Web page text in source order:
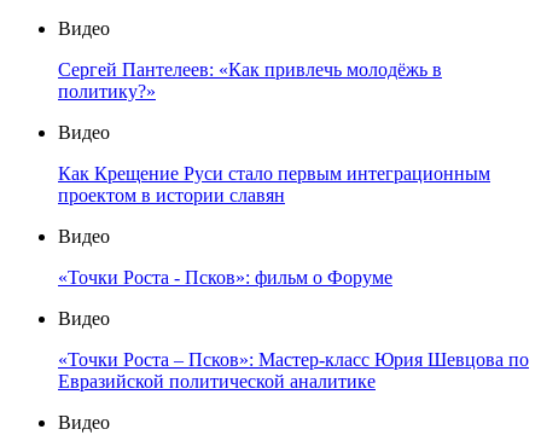
Видео
Сергей Пантелеев: «Как привлечь молодёжь в
политику?»
Видео
Как Крещение Руси стало первым интеграционным
проектом в истории славян
Видео
«Точки Роста - Псков»: фильм о Форуме
Видео
«Точки Роста – Псков»: Мастер-класс Юрия Шевцова по
Евразийской политической аналитике
Видео